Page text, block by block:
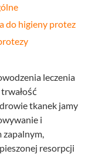
do higieny protez
leczenia
tkanek jamy
i
zapalnym,
resorpcji